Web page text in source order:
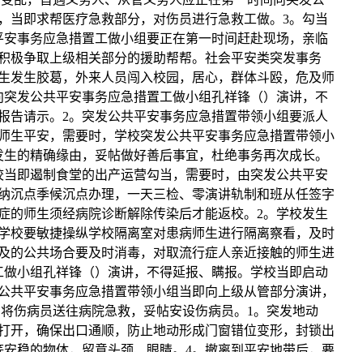
即求帮医疗急救部分，对伤员进行急救工做。3。勾当
事务应急措置工做小组要正在第一时间赶赴现场，亲临
极争取上级相关部分的援助帮帮。社会平安类突发事务
生胶葛，外来人员闯入校园，居心，群体斗殴，危及师
发公共平安事务应急措置工做小组孔祥锋（）演讲，不
请示。2。突发公共平安事务应急措置带领小组要派人
生平安，需要时，学校突发公共平安事务应急措置带领小
的精确缘由，妥帖做好善后事宜，杜绝事务再次成长。
即遏制食堂的出产运营勾当，需要时，由突发公共平安
沉点季候沉点办理，一天三检、零演讲轨制和班从任签字
师生须经病院诊断解除传染后才能返校。2。学校发生
校要敏捷操纵学校隔离室对患病师生进行隔离察看，及时
的公共场合要及时消毒，对取流行症人亲近接触的师生进
小组孔祥锋（）演讲，不得延报、瞒报。学校当即启动
平安事务应急措置带领小组当即向上级从管部分演讲，
伤病员送往病院急救，妥帖安设伤病员。1。突发地动
开，确保出口通顺，防止地动形成门窗错位变形，封锁出